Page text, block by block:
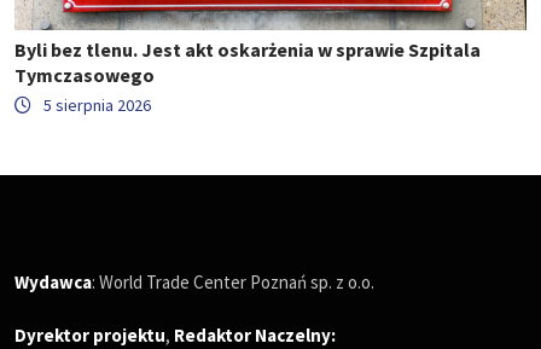
Byli bez tlenu. Jest akt oskarżenia w sprawie Szpitala
Tymczasowego
5 sierpnia 2026
Wydawca: World Trade Center Poznań sp. z o.o.
Dyrektor projektu, Redaktor Naczelny: